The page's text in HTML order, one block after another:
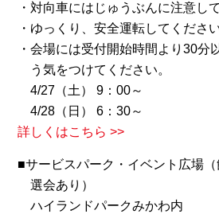
・対向車にはじゅうぶんに注意し
・ゆっくり、安全運転してください
・会場には受付開始時間より30分
う気をつけてください。
4/27（土） 9：00～
4/28（日） 6：30～
詳しくはこちら >>
■サービスパーク・イベント広場
選会あり）
ハイランドパークみかわ内